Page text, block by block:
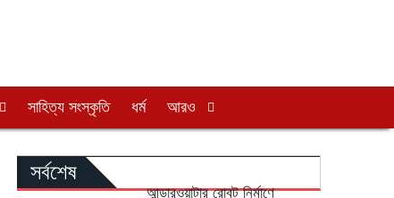
সাহিত্য সংস্কৃতি ধর্ম আরও
সর্বশেষ
আন্ডারওয়াটার রোবট নির্মাণে